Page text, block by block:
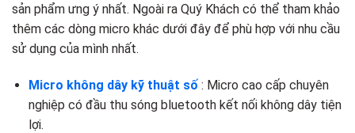
sản phẩm ưng ý nhất. Ngoài ra Quý Khách có thể tham khảo
thêm các dòng micro khác dưới đây để phù hợp với nhu cầu
sử dụng của mình nhất.
Micro không dây kỹ thuật số : Micro cao cấp chuyên
nghiệp có đầu thu sóng bluetooth kết nối không dây tiện
lợi.